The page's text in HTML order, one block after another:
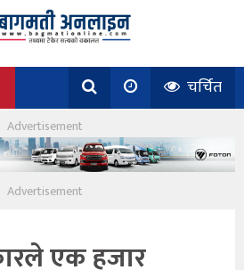
चर्चित
एक हजार